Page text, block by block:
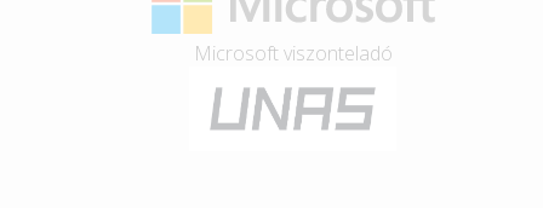
Microsoft viszonteladó